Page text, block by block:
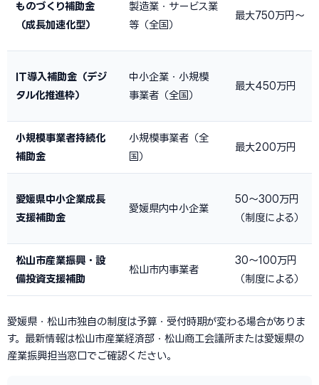
ものづくり補助金
（成長加速化型）
製造業・サービス業
等（全国）
最大750万円〜
IT導入補助金（デジ
タル化推進枠）
中小企業・小規模
事業者（全国）
最大450万円
小規模事業者持続化
補助金
小規模事業者（全
国）
最大200万円
愛媛県中小企業成長
支援補助金
愛媛県内中小企業
50〜300万円
（制度による）
松山市産業振興・設
備投資支援補助
松山市内事業者
30〜100万円
（制度による）
愛媛県・松山市独自の制度は予算・受付時期が変わる場合がありま
す。最新情報は松山市産業経済部・松山商工会議所または愛媛県の
産業振興担当窓口でご確認ください。